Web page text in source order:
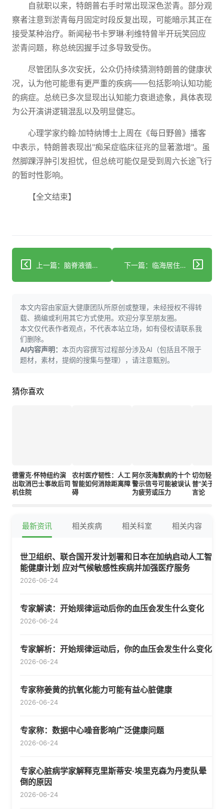
自就职以来，特朗普右手时常出现深色淤青。部分观
察者注意到淤青每月固定时段反复出现，可能暗示其正在
接受某种治疗。新闻秘书卡罗琳·利维特曾半开玩笑回应
淤青问题，称总统因握手过多导致受伤。
尽管团队多次安抚，公众仍持续猜测特朗普的健康状
况，认为他可能患有更严重的疾病——包括影响认知功能
的病症。总统已多次显现出认知能力衰退迹象，具体表现
为公开演讲逻辑混乱以及明显健忘。
心理学家约翰·加特纳博士上周在《每日野兽》播客
中表示，特朗普表现出"痴呆症临床征兆的显著激增"。虽
然脚踝浮肿引发担忧，但总统可能仅是受到周六长途飞行
的暂时性影响。
【全文结束】
上一篇：脑脊液循环可在记忆问题出现前多年预测痴呆症 下一篇：临海居住或可助您延年益寿
本文内容由家庭大健康团队所原创或整理，未经授权不得转
载、摘编或利用其它方式使用。欢迎分享至朋友圈。
本文仅代表作者观点，不代表本站立场，如有侵权请联系我
们删除。
AI内容声明： 本页内容撰写过程部分涉及AI（包括且不限于
题材，素材，提纲的搜集与整理），请注意甄别。
猜你喜欢
德雷克·怀特纽约演
出取消巴士事故后司
机住院
农村医疗韧性：人工
智能如何消除距离障
碍
阿尔茨海默病的十个
警示信号可能被误认
为疲劳或压力
切勿轻信"
普"关于泰
言论
最新资讯 相关疾病 相关科室 相关内容
世卫组织、联合国开发计划署和日本在加纳启动人工智
能健康计划 应对气候敏感性疾病并加强医疗服务
2026-06-24
专家解读：开始规律运动后你的血压会发生什么变化
2026-06-24
专家解析：开始规律运动后，你的血压会发生什么变化
2026-06-24
专家称姜黄的抗氧化能力可能有益心脏健康
2026-06-24
专家称：数据中心噪音影响广泛健康问题
2026-06-24
专家心脏病学家解释克里斯蒂安·埃里克森为丹麦队晕
倒的原因
2026-06-24